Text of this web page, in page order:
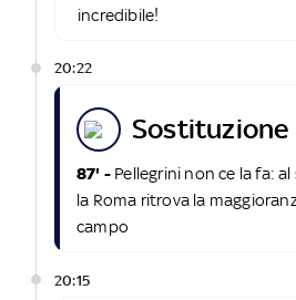
incredibile!
20:22
sostituzione
87' - Pellegrini non ce la fa:
la Roma ritrova la
campo
20:15